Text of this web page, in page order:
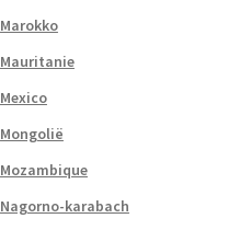
Marokko
Mauritanie
Mexico
Mongolië
Mozambique
Nagorno-karabach